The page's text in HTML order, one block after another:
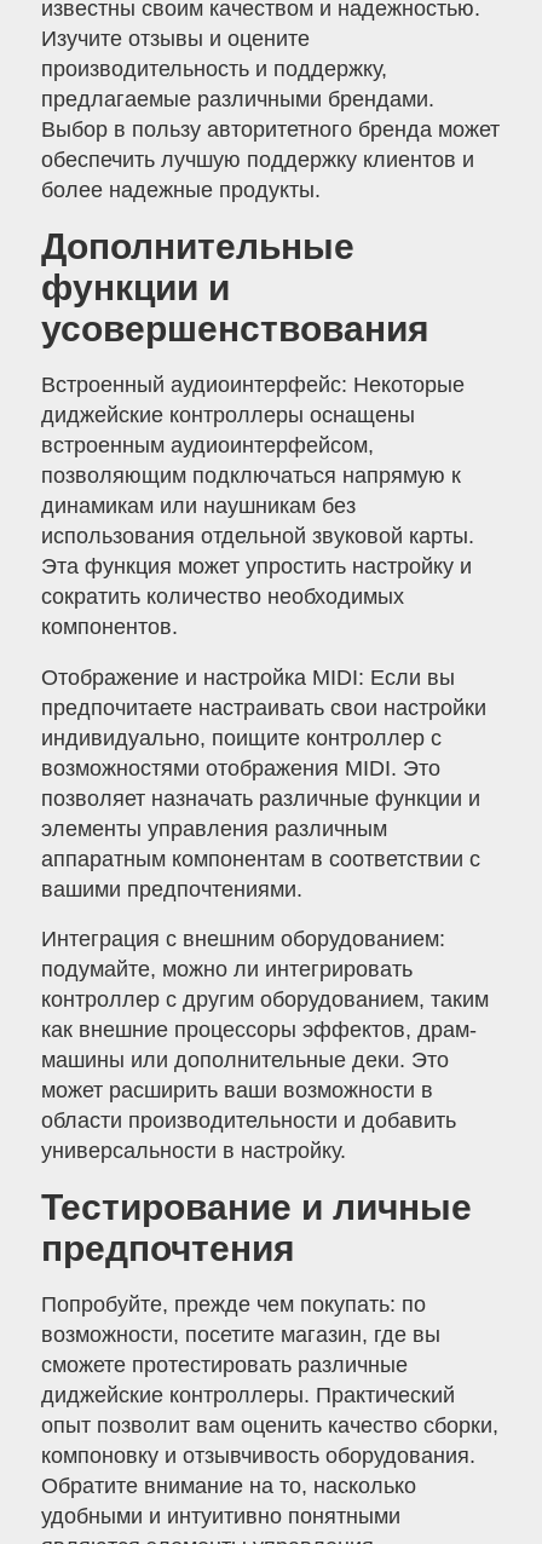
известны своим качеством и надежностью.
Изучите отзывы и оцените
производительность и поддержку,
предлагаемые различными брендами.
Выбор в пользу авторитетного бренда может
обеспечить лучшую поддержку клиентов и
более надежные продукты.
Дополнительные
функции и
усовершенствования
Встроенный аудиоинтерфейс: Некоторые
диджейские контроллеры оснащены
встроенным аудиоинтерфейсом,
позволяющим подключаться напрямую к
динамикам или наушникам без
использования отдельной звуковой карты.
Эта функция может упростить настройку и
сократить количество необходимых
компонентов.
Отображение и настройка MIDI: Если вы
предпочитаете настраивать свои настройки
индивидуально, поищите контроллер с
возможностями отображения MIDI. Это
позволяет назначать различные функции и
элементы управления различным
аппаратным компонентам в соответствии с
вашими предпочтениями.
Интеграция с внешним оборудованием:
подумайте, можно ли интегрировать
контроллер с другим оборудованием, таким
как внешние процессоры эффектов, драм-
машины или дополнительные деки. Это
может расширить ваши возможности в
области производительности и добавить
универсальности в настройку.
Тестирование и личные
предпочтения
Попробуйте, прежде чем покупать: по
возможности, посетите магазин, где вы
сможете протестировать различные
диджейские контроллеры. Практический
опыт позволит вам оценить качество сборки,
компоновку и отзывчивость оборудования.
Обратите внимание на то, насколько
удобными и интуитивно понятными